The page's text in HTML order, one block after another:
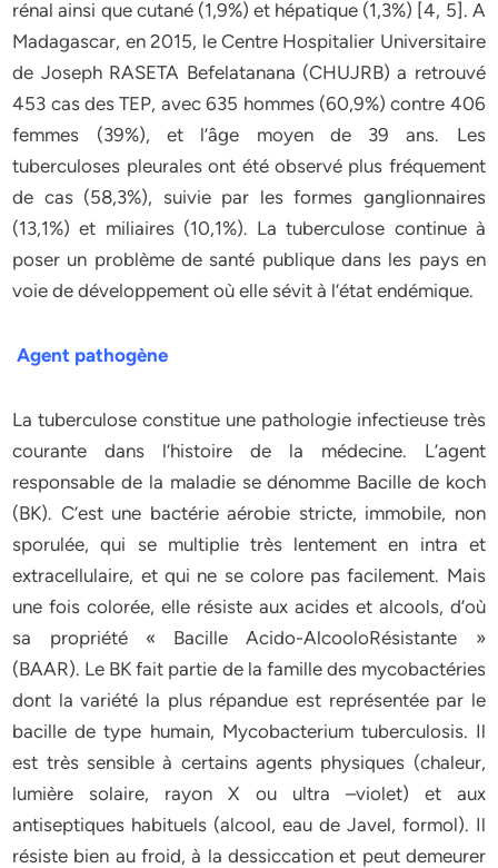
rénal ainsi que cutané (1,9%) et hépatique (1,3%) [4, 5]. A
Madagascar, en 2015, le Centre Hospitalier Universitaire
de Joseph RASETA Befelatanana (CHUJRB) a retrouvé
453 cas des TEP, avec 635 hommes (60,9%) contre 406
femmes (39%), et l’âge moyen de 39 ans. Les
tuberculoses pleurales ont été observé plus fréquement
de cas (58,3%), suivie par les formes ganglionnaires
(13,1%) et miliaires (10,1%). La tuberculose continue à
poser un problème de santé publique dans les pays en
voie de développement où elle sévit à l’état endémique.
Agent pathogène
La tuberculose constitue une pathologie infectieuse très
courante dans l’histoire de la médecine. L’agent
responsable de la maladie se dénomme Bacille de koch
(BK). C’est une bactérie aérobie stricte, immobile, non
sporulée, qui se multiplie très lentement en intra et
extracellulaire, et qui ne se colore pas facilement. Mais
une fois colorée, elle résiste aux acides et alcools, d’où
sa propriété « Bacille Acido-AlcooloRésistante »
(BAAR). Le BK fait partie de la famille des mycobactéries
dont la variété la plus répandue est représentée par le
bacille de type humain, Mycobacterium tuberculosis. Il
est très sensible à certains agents physiques (chaleur,
lumière solaire, rayon X ou ultra –violet) et aux
antiseptiques habituels (alcool, eau de Javel, formol). Il
résiste bien au froid, à la dessiccation et peut demeurer